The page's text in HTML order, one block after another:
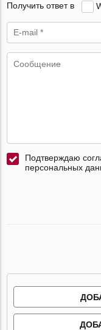
Получить ответ в
Подтверждаю
персональных